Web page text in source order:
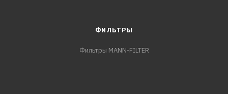
ФИЛЬТРЫ
Фильтры MANN-FILTER